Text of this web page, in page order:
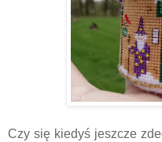
Czy się kiedyś jeszcze